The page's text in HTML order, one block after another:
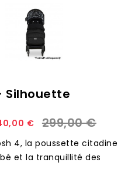
Silhouette
€ 299,00 €
4, la poussette citadine
et la tranquillité des